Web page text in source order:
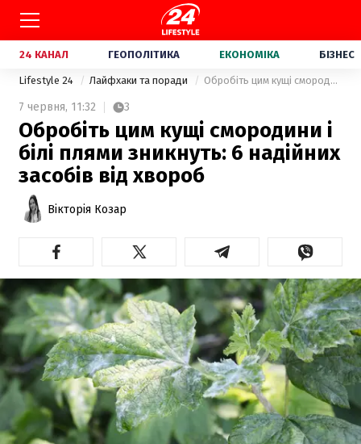
24 КАНАЛ ГЕОПОЛІТИКА ЕКОНОМІКА БІЗНЕС
Lifestyle 24 Лайфхаки та поради Обробіть цим кущі смородини і білі плями зникнуть: 6 надійних засобів від хвороб
7 червня, 11:32 3
Обробіть цим кущі смородини і
білі плями зникнуть: 6 надійних
засобів від хвороб
Вікторія Козар